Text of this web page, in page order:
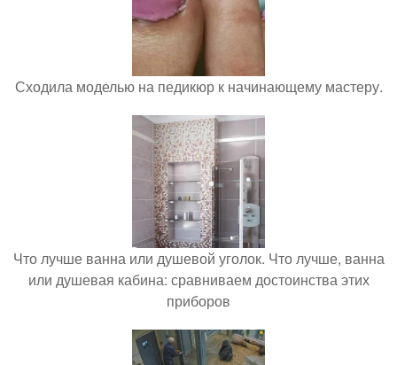
Сходила моделью на педикюр к начинающему мастеру.
Что лучше ванна или душевой уголок. Что лучше, ванна
или душевая кабина: сравниваем достоинства этих
приборов